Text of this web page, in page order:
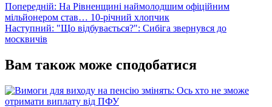
Навігація
записів
Попередній: На Рівненщині наймолодшим офіційним
мільйонером став… 10-річний хлопчик
Наступний: "Що відбувається?": Сибіга звернувся до
москвичів
Вам також може сподобатися